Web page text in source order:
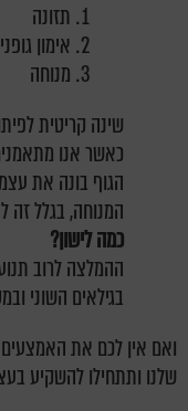
תזונה
אימון
מנוחה
שינה קריטית
כאשר אנו
הגוף בונה את
המנוחה, בגלל זה
כמה לישון?
בגילאים השוני
ואם אין לכם את האמצעים
שלנו ותתחילו להשקיע